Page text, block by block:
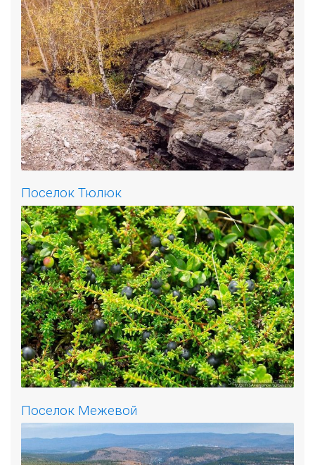
Поселок Тюлюк
Поселок Межевой